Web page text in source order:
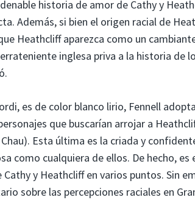
historia de amor de Cathy y
Además, si bien el origen racial de
Heathcliff aparezca como un
inglesa priva a la historia de
es de color blanco lirio, Fennell
que buscarían arrojar a
Esta última es la criada y
como cualquiera de ellos. De hecho, es
y Heathcliff en varios puntos. Sin
sobre las percepciones raciales en